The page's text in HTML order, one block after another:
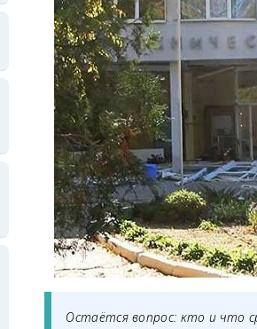
Остаётся вопрос: кто и что